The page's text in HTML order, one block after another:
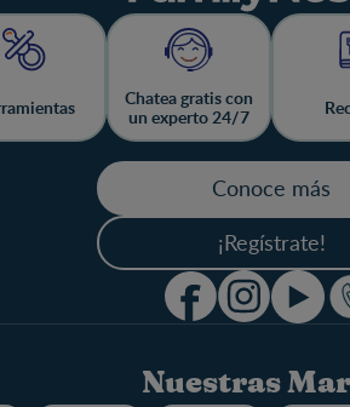
Chatea gratis con
un experto 24/7
Conoce más
¡Regístrate!
Nuestras